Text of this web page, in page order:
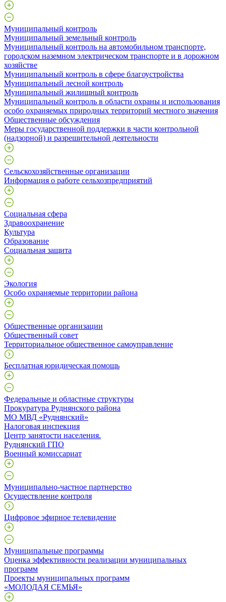
Муниципальный контроль
Муниципальный земельный контроль
Муниципальный контроль на автомобильном транспорте,
городском наземном электрическом транспорте и в дорожном
хозяйстве
Муниципальный контроль в сфере благоустройства
Муниципальный лесной контроль
Муниципальный жилищный контроль
Муниципальный контроль в области охраны и использования
особо охраняемых природных территорий местного значения
Общественные обсуждения
Меры государственной поддержки в части контрольной
(надзорной) и разрешительной деятельности
Сельскохозяйственные организации
Информация о работе сельхозпредприятий
Социальная сфера
Здравоохранение
Культура
Образование
Социальная защита
Экология
Особо охраняемые территории района
Общественные организации
Общественный совет
Территориальное общественное самоуправление
Бесплатная юридическая помощь
Федеральные и областные структуры
Прокуратура Руднянского района
МО МВД «Руднянский»
Налоговая инспекция
Центр занятости населения.
Руднянский ГПО
Военный комиссариат
Муниципально-частное партнерство
Осуществление контроля
Цифровое эфирное телевидение
Муниципальные программы
Оценка эффективности реализации муниципальных
программ
Проекты муниципальных программ
«МОЛОДАЯ СЕМЬЯ»